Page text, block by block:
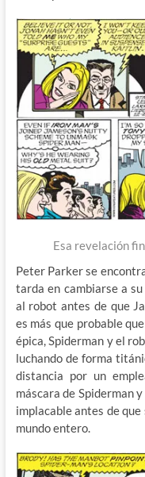
Esa revelación
Peter Parker se
tarda en cambiarse a
al robot antes de que
es más que probable
épica, Spiderman y el
luchando de forma
distancia por un
máscara de Spiderman
implacable antes de
mundo entero.